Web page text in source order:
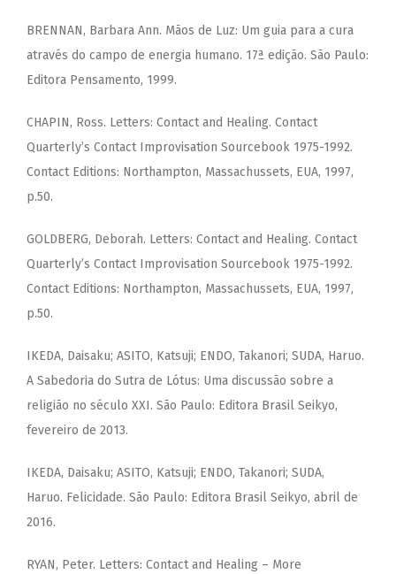
BRENNAN, Barbara Ann. Mãos de Luz: Um guia para a cura
através do campo de energia humano. 17ª edição. São Paulo:
Editora Pensamento, 1999.
CHAPIN, Ross. Letters: Contact and Healing. Contact
Quarterly’s Contact Improvisation Sourcebook 1975-1992.
Contact Editions: Northampton, Massachussets, EUA, 1997,
p.50.
GOLDBERG, Deborah. Letters: Contact and Healing. Contact
Quarterly’s Contact Improvisation Sourcebook 1975-1992.
Contact Editions: Northampton, Massachussets, EUA, 1997,
p.50.
IKEDA, Daisaku; ASITO, Katsuji; ENDO, Takanori; SUDA, Haruo.
A Sabedoria do Sutra de Lótus: Uma discussão sobre a
religião no século XXI. São Paulo: Editora Brasil Seikyo,
fevereiro de 2013.
IKEDA, Daisaku; ASITO, Katsuji; ENDO, Takanori; SUDA,
Haruo. Felicidade. São Paulo: Editora Brasil Seikyo, abril de
2016.
RYAN, Peter. Letters: Contact and Healing – More